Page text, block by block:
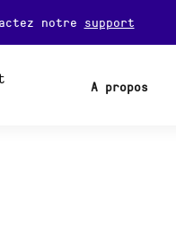
notre support
A propos